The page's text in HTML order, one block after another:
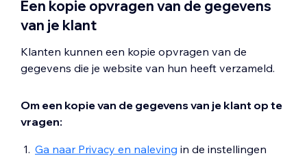
Een kopie opvragen van de gegevens
van je klant
Klanten kunnen een kopie opvragen van de
gegevens die je website van hun heeft verzameld.
Om een kopie van de gegevens van je klant op te
vragen:
Ga naar Privacy en naleving in de instellingen